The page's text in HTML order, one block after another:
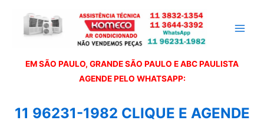
EM SÃO PAULO, GRANDE SÃO PAULO E ABC PAULISTA
AGENDE PELO WHATSAPP:
11 96231-1982 CLIQUE E AGENDE